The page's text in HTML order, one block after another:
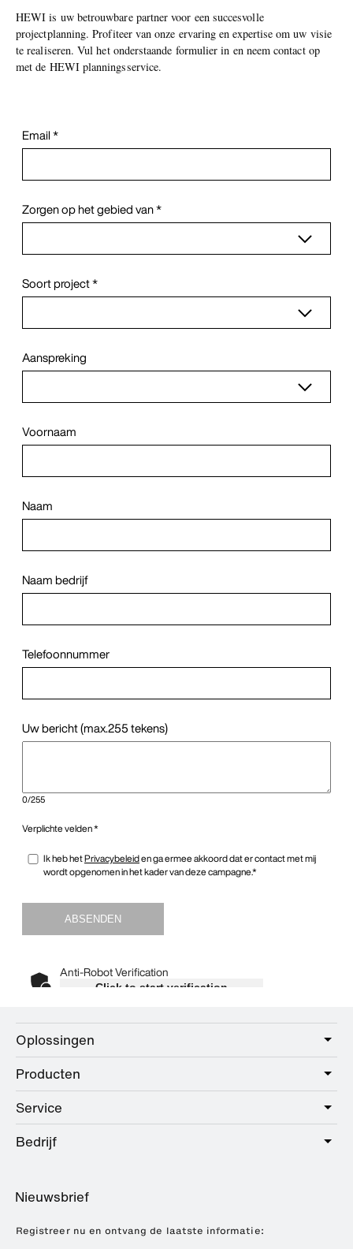
HEWI is uw betrouwbare partner voor een succesvolle
projectplanning. Profiteer van onze ervaring en expertise om uw visie
te realiseren. Vul het onderstaande formulier in en neem contact op
met de HEWI planningsservice.
Oplossingen
Care
Public
Hotel
Education
Producten
Sanitair
Beslag
Dealer zoeken
Service
Dienstenpakket
Brochures en catalogi
Downloads
Bedrijf
Referenties
Pers
Nieuwsbrief
Registreer nu en ontvang de laatste informatie: